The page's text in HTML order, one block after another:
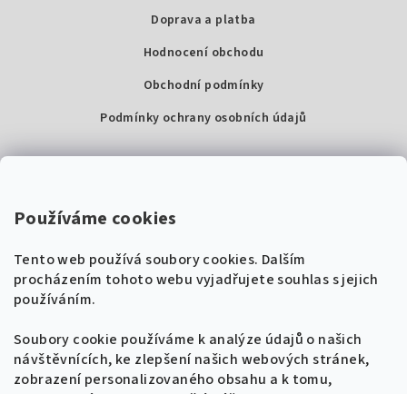
Používáme cookies
Tento web používá soubory cookies. Dalším
procházením tohoto webu vyjadřujete souhlas s jejich
používáním.
Soubory cookie používáme k analýze údajů o našich
návštěvnících, ke zlepšení našich webových stránek,
zobrazení personalizovaného obsahu a k tomu,
Doprava a platba
Hodnocení obchodu
Obchodní podmínky
Podmínky ochrany osobních údajů
IČ: 04568672
+420 604 485 792
info@supernoty.cz
🎸 Naladíme tě na nové zpěvníky!
Získej tipy, novinky a 10 % slevuna první
objednávku.